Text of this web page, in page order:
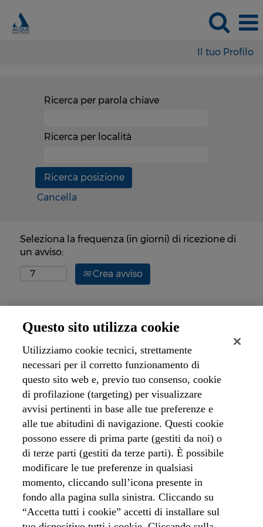
Il tuo Profilo
Ricerca per parola chiave
Ricerca per località
Cancella
Seleziona la frequenza (in giorni) di ricezione di
un avviso:
Crea avviso
Spiacenti, questa posizione è già stata assegnata
Homepage Acque
Homepage Carriere
Questo sito utilizza cookie
Utilizziamo cookie tecnici, strettamente
necessari per il corretto funzionamento di
questo sito web e, previo tuo consenso, cookie
di profilazione (targeting) per visualizzare
avvisi pertinenti in base alle tue preferenze e
alle tue abitudini di navigazione. Questi cookie
possono essere di prima parte (gestiti da noi) o
di terze parti (gestiti da terze parti). È possibile
modificare le tue preferenze in qualsiasi
momento, cliccando sull’icona presente in
fondo alla pagina sulla sinistra. Cliccando su
“Accetta tutti i cookie” accetti di installare sul